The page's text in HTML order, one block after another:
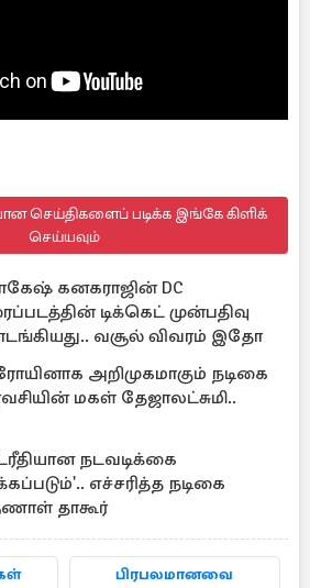
செய்திகளைப் படிக்க இங்கே கிளிக்
செய்யவும்
கனகராஜின் DC
டிக்கெட் முன்பதிவு
வசூல் விவரம் இதோ
அறிமுகமாகும் நடிகை
மகள் தேஜாலட்சுமி..
நடவடிக்கை
எச்சரித்த நடிகை
தாகூர்
பிரபலமானவை